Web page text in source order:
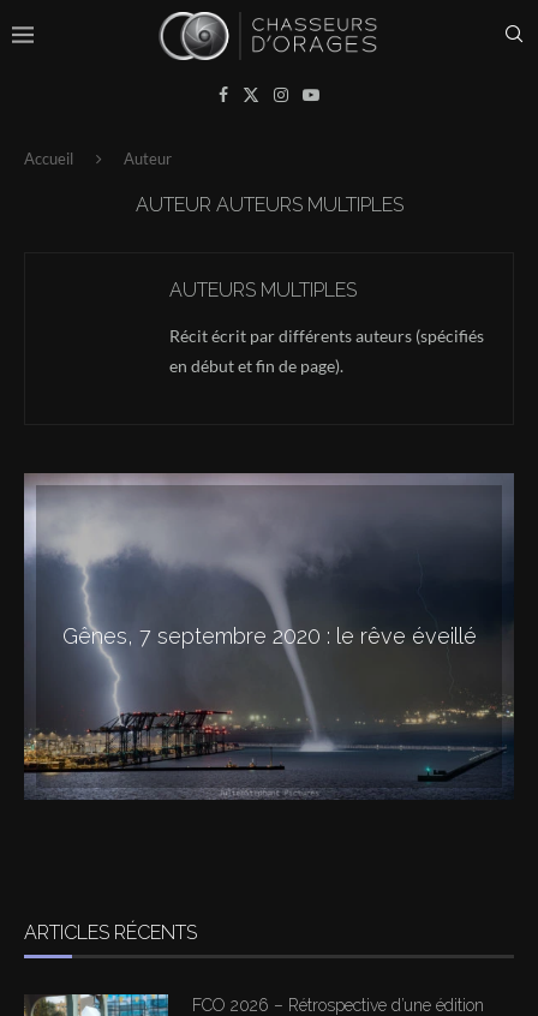
Accueil Auteur
AUTEUR AUTEURS MULTIPLES
AUTEURS MULTIPLES
Récit écrit par différents auteurs (spécifiés
en début et fin de page).
Gênes, 7 septembre 2020 : le rêve éveillé
ARTICLES RÉCENTS
FCO 2026 – Rétrospective d’une édition